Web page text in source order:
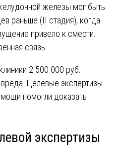
железы мог быть
раньше (II стадия), когда
привело к смерти.
связь.
2 500 000 руб.
Целевые экспертизы
помогли доказать
экспертизы